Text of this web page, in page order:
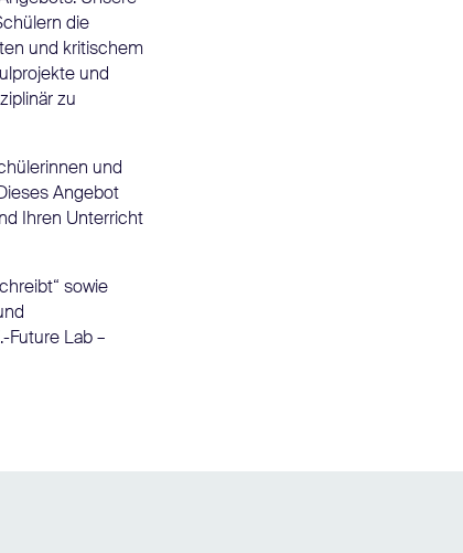
die
und kritischem
und
zu
und
Angebot
Ihren Unterricht
sowie
Future Lab –